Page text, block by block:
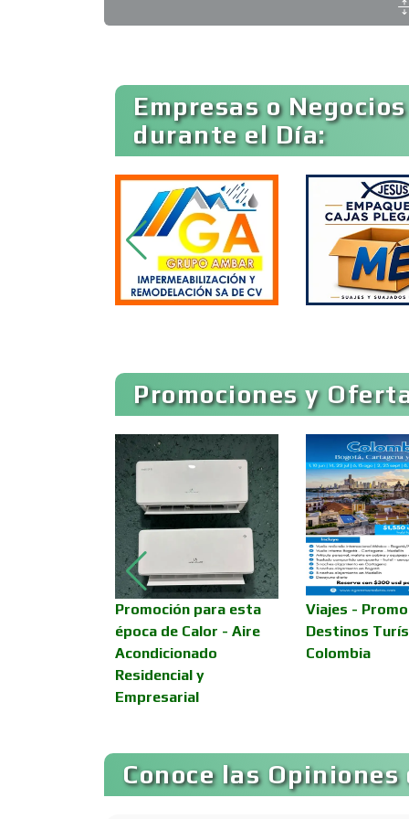
Animadores de Eventos
Artes Gráficas
Artículos de Piel
Artículos Publicitarios
Asesoría Fiscal
Asociaciones
Empresariales
Autobuses
Autopartes Eléctricas
Bancos
Empresas o
durante el Día:
Promociones y
Promoción para esta
época de Calor - Aire
Acondicionado
Residencial y
Empresarial
Viajes -
Destinos
Colombia
Conoce las